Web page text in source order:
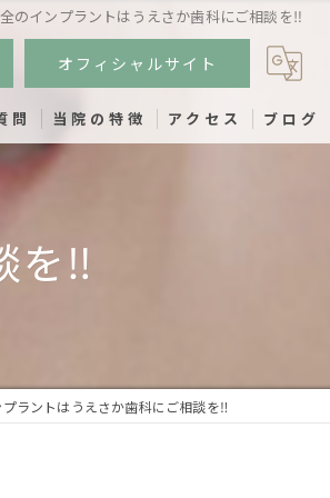
のインプラントはうえさか歯科にご相談を‼️
オフィシャルサイト
問 当院の特徴
インプラント
予防歯科
アクセス ブログ
を‼️
ラントはうえさか歯科にご相談を‼️